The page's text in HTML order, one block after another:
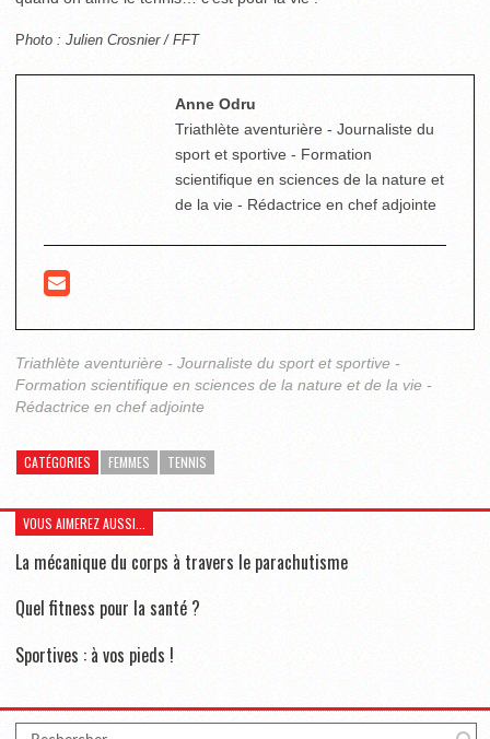
Photo : Julien Crosnier / FFT
Anne Odru
Triathlète aventurière - Journaliste du
sport et sportive - Formation
scientifique en sciences de la nature et
de la vie - Rédactrice en chef adjointe
Triathlète aventurière - Journaliste du sport et sportive -
Formation scientifique en sciences de la nature et de la vie -
Rédactrice en chef adjointe
CATÉGORIES FEMMES TENNIS
VOUS AIMEREZ AUSSI...
La mécanique du corps à travers le parachutisme
Quel fitness pour la santé ?
Sportives : à vos pieds !